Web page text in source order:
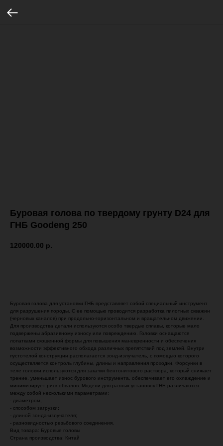
Буровая голова по твердому грунту D24 для
ГНБ Goodeng 250
120000.00 р.
Буровая голова для установки ГНБ представляет собой специальный инструмент
для разрушения породы. С ее помощью проводится разработка пилотных скважин
(черновых каналов) при продольно-горизонтальном и вращательном движении.
Для производства детали используются особо твердые сплавы, которые мало
подвержены абразивному износу или повреждению. Головки оснащаются
лопатками скошенной формы для повышения маневренности и обеспечения
возможности эффективного обхода различных препятствий под землей. Внутри
пустотелой конструкции располагается зонд-излучатель, с помощью которого
осуществляется контроль глубины, длины и направления проходки. Форсунки в
теле головки используются для закачки бентонитового раствора, который снижает
трение, уменьшает износ бурового инструмента, обеспечивает его охлаждение и
минимизирует риск обвалов. Модели для разных установок ГНБ различаются
между собой несколькими параметрами:
- диаметром;
- способом загрузки;
- длиной зонда-излучателя;
- разновидностью резьбового соединения.
Вид товара: Буровые головы
Страна производства: Китай